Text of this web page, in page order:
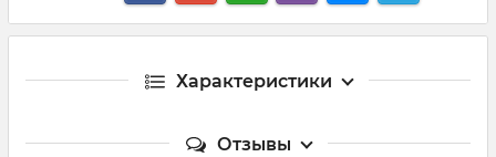
Характеристики
Отзывы